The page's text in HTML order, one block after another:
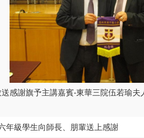
感謝旗予主講嘉賓-東華三院伍若瑜
年級學生向師長、朋輩送上感謝